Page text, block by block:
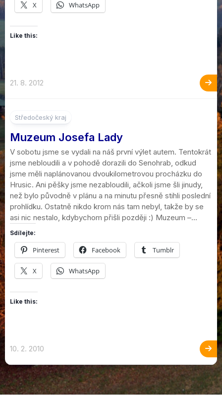
X WhatsApp
Like this:
21. 8. 2012
Středočeský kraj
Muzeum Josefa Lady
V sobotu jsme se vydali na náš první výlet autem. Tentokrát
jsme nebloudili a v pohodě dorazili do Senohrab, odkud
jsme měli naplánovanou dvoukilometrovou procházku do
Hrusic. Ani pěšky jsme nezabloudili, ačkoli jsme šli jinudy,
než bylo původně v plánu a na minutu přesně stihli poslední
prohlídku. Ostatně nikdo krom nás tam nebyl, takže by se
asi nic nestalo, kdybychom přišli později :) Muzeum –...
Sdílejte:
Pinterest Facebook Tumblr
X WhatsApp
Like this:
10. 2. 2010